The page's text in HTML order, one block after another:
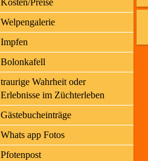
Kosten/Preise
Welpengalerie
Impfen
Bolonkafell
traurige Wahrheit oder
Erlebnisse im Züchterleben
Gästebucheinträge
Whats app Fotos
Pfotenpost